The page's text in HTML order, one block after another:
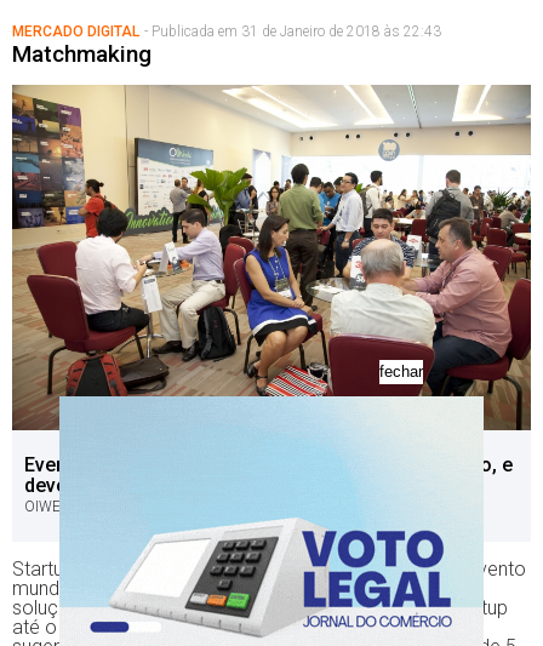
MERCADO DIGITAL - Publicada em 31 de Janeiro de 2018 às 22:43
Matchmaking
Evento acontece de 18 a 20 de março, em São Paulo, e
deve reunir 400 empresas nascentes
OIWEEK/DIVULGAÇÃO/JC
Startups interessadas em participar da Oiweek 2018, evento
mundial de inovação aberta, podem apresentar suas
soluções no site http://www.oiweek.com.br/queroirstartup
até o próximo domingo. Feito isso, os inscritos serão
fechar